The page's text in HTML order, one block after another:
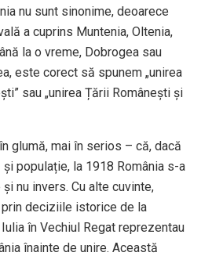
nu sunt sinonime, deoarece
a cuprins Muntenia, Oltenia,
la o vreme, Dobrogea sau
este corect să spunem „unirea
sau „unirea Țării Românești și
glumă, mai în serios – că, dacă
populație, la 1918 România s-a
nu invers. Cu alte cuvinte,
deciziile istorice de la
în Vechiul Regat reprezentau
înainte de unire. Această